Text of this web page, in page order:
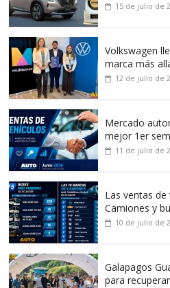
15 de julio de
Volkswagen
marca más
12 de julio de
Mercado
mejor 1er
11 de julio de
Las ventas de
Camiones y
10 de julio de
Galapagos
para